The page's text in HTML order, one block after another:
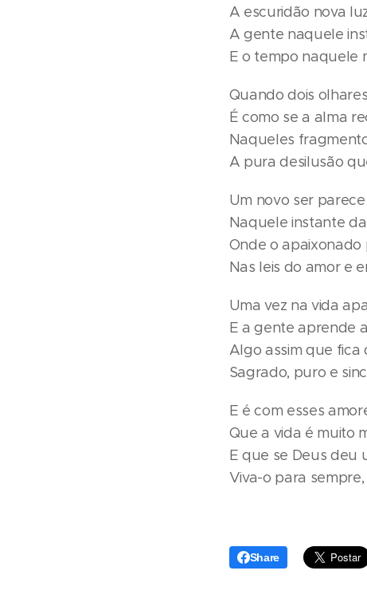
A escuridão nova
A gente naquele
E o tempo naquele
Quando dois
É como se a alma
Naqueles
A pura desilusão
Um novo ser
Naquele instante
Onde o apaixonado
Nas leis do amor e
Uma vez na vida
E a gente aprende
Algo assim que
Sagrado, puro e
E é com esses
Que a vida é muito
E que se Deus deu
Viva-o para
Share